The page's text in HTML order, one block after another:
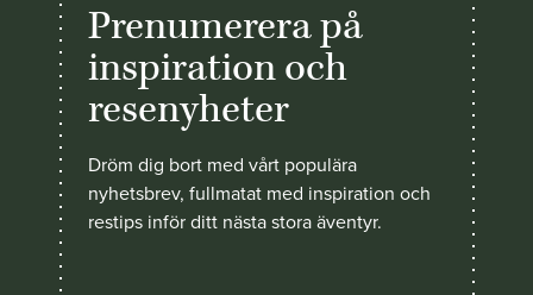
Prenumerera på
inspiration och
resenyheter
Dröm dig bort med vårt populära
nyhetsbrev, fullmatat med inspiration och
restips inför ditt nästa stora äventyr.